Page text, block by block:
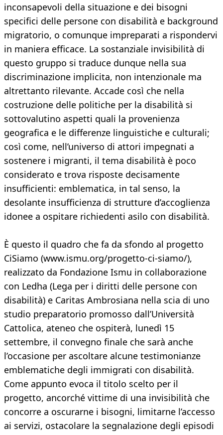
inconsapevoli della situazione e dei bisogni
specifici delle persone con disabilità e background
migratorio, o comunque impreparati a rispondervi
in maniera efficace. La sostanziale invisibilità di
questo gruppo si traduce dunque nella sua
discriminazione implicita, non intenzionale ma
altrettanto rilevante. Accade così che nella
costruzione delle politiche per la disabilità si
sottovalutino aspetti quali la provenienza
geografica e le differenze linguistiche e culturali;
così come, nell’universo di attori impegnati a
sostenere i migranti, il tema disabilità è poco
considerato e trova risposte decisamente
insufficienti: emblematica, in tal senso, la
desolante insufficienza di strutture d’accoglienza
idonee a ospitare richiedenti asilo con disabilità.
È questo il quadro che fa da sfondo al progetto
CiSiamo (www.ismu.org/progetto-ci-siamo/),
realizzato da Fondazione Ismu in collaborazione
con Ledha (Lega per i diritti delle persone con
disabilità) e Caritas Ambrosiana nella scia di uno
studio preparatorio promosso dall’Università
Cattolica, ateneo che ospiterà, lunedì 15
settembre, il convegno finale che sarà anche
l’occasione per ascoltare alcune testimonianze
emblematiche degli immigrati con disabilità.
Come appunto evoca il titolo scelto per il
progetto, ancorché vittime di una invisibilità che
concorre a oscurarne i bisogni, limitarne l’accesso
ai servizi, ostacolare la segnalazione degli episodi